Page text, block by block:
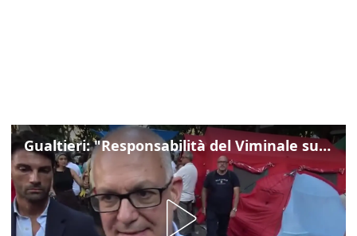
Gualtieri: "Responsabilità del Viminale su Spin Time? La posizione dei partiti è nota"